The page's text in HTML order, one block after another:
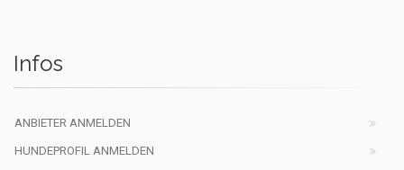
Infos
ANBIETER ANMELDEN
HUNDEPROFIL ANMELDEN